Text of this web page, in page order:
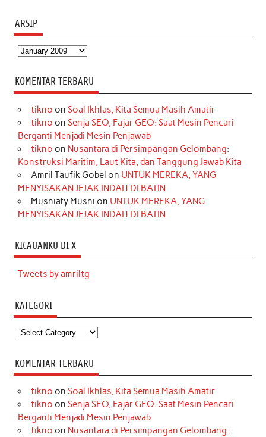
ARSIP
Arsip
KOMENTAR TERBARU
tikno on Soal Ikhlas, Kita Semua Masih Amatir
tikno on Senja SEO, Fajar GEO: Saat Mesin Pencari
Berganti Menjadi Mesin Penjawab
tikno on Nusantara di Persimpangan Gelombang:
Konstruksi Maritim, Laut Kita, dan Tanggung Jawab Kita
Amril Taufik Gobel on UNTUK MEREKA, YANG
MENYISAKAN JEJAK INDAH DI BATIN
Musniaty Musni on UNTUK MEREKA, YANG
MENYISAKAN JEJAK INDAH DI BATIN
KICAUANKU DI X
Tweets by amriltg
KATEGORI
Kategori
KOMENTAR TERBARU
tikno on Soal Ikhlas, Kita Semua Masih Amatir
tikno on Senja SEO, Fajar GEO: Saat Mesin Pencari
Berganti Menjadi Mesin Penjawab
tikno on Nusantara di Persimpangan Gelombang: